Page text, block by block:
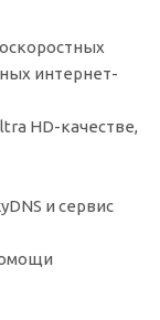
интернет-
HD-качестве,
и сервис